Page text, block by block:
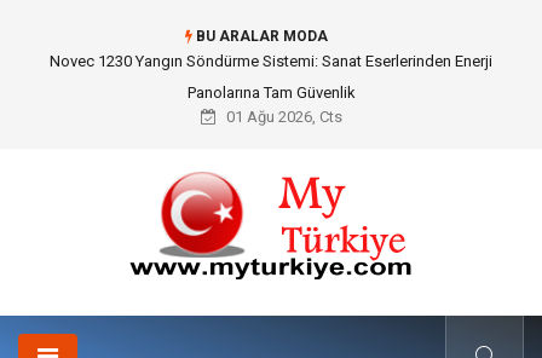
BU ARALAR MODA
Skoda Yedek Parça Seçiminde Teknik Uyumluluk ve Sürüş Konforu
01 Ağu 2026, Cts